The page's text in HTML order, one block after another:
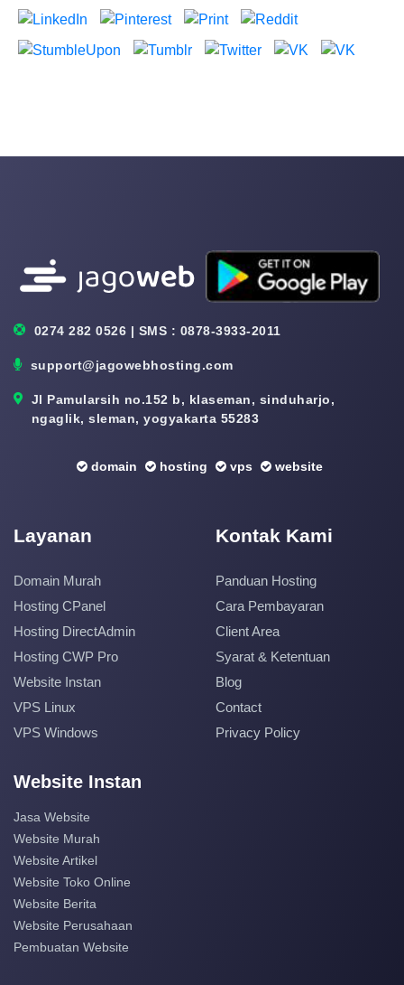
0274 282 0526 | SMS : 0878-3933-2011
support@jagowebhosting.com
Jl Pamularsih no.152 b, klaseman, sinduharjo,
ngaglik, sleman, yogyakarta 55283
domain hosting vps website
Layanan
Domain Murah
Hosting CPanel
Hosting DirectAdmin
Hosting CWP Pro
Website Instan
VPS Linux
VPS Windows
Kontak Kami
Panduan Hosting
Cara Pembayaran
Client Area
Syarat & Ketentuan
Blog
Contact
Privacy Policy
Website Instan
Jasa Website
Website Murah
Website Artikel
Website Toko Online
Website Berita
Website Perusahaan
Pembuatan Website